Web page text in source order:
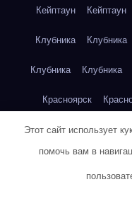
Кейптаун Кейптаун
Клубника Клубника
Клубника Клубника
Красноярск
Красноярск
Этот сайт использует
помочь вам в